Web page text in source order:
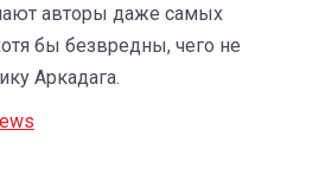
авторы даже самых
бы безвредны, чего не
Аркадага.